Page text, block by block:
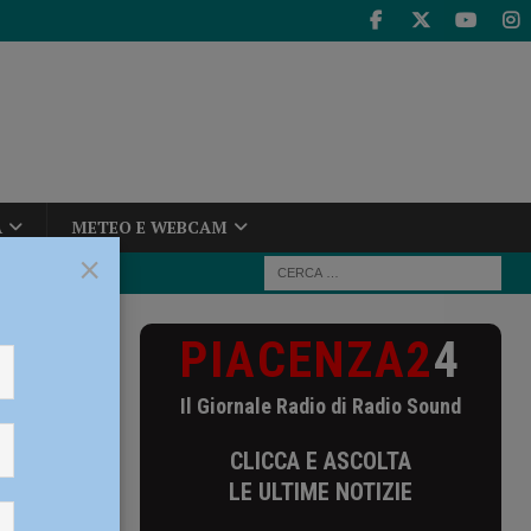
METEO E WEBCAM
costi”
PIACENZA24
Il Giornale Radio di Radio Sound
CLICCA E ASCOLTA
LE ULTIME NOTIZIE
×